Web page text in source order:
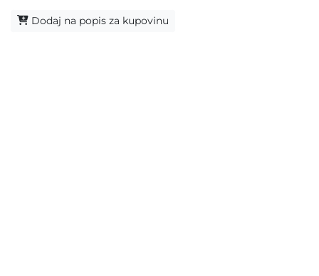
Dodaj na popis za kupovinu